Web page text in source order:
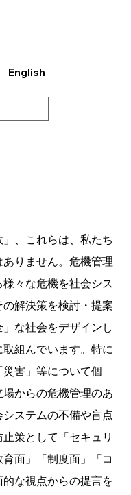
English
、これらは、私たち
りません。危機管理
々な危機を社会シス
解決策を検討・提案
な社会をデザインし
組んでいます。特に
害」等について個
からの危機管理のあ
ステムの不備や盲点
策として「セキュリ
面」「制度面」「コ
な視点からの提言を